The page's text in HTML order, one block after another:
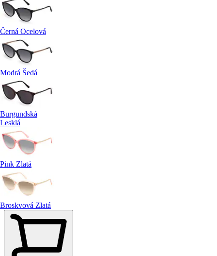
Černá Ocelová
Modrá Šedá
Burgundská
Lesklá
Pink Zlatá
Broskvová Zlatá